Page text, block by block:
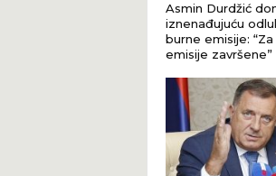
Asmin Durdžić
iznenađujuću
burne emisije:
emisije završene”